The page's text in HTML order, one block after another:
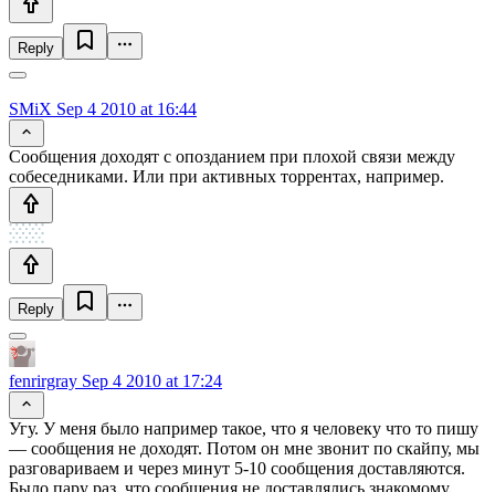
Reply
SMiX Sep 4 2010 at 16:44
Сообщения доходят с опозданием при плохой связи между
собеседниками. Или при активных торрентах, например.
Reply
fenrirgray Sep 4 2010 at 17:24
Угу. У меня было например такое, что я человеку что то пишу
— сообщения не доходят. Потом он мне звонит по скайпу, мы
разговариваем и через минут 5-10 сообщения доставляются.
Было пару раз, что сообщения не доставлялись знакомому,